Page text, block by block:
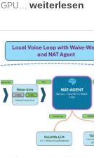
GPU…weiterlesen